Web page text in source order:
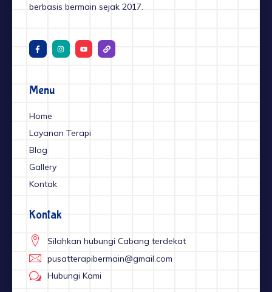
berbasis bermain sejak 2017.
F
a
c
o
k
I
n
s
Y
o
u
L
i
n
Menu
Home
Layanan Terapi
Blog
Gallery
Kontak
Kontak
Silahkan hubungi Cabang terdekat
pusatterapibermain@gmail.com
Hubungi Kami